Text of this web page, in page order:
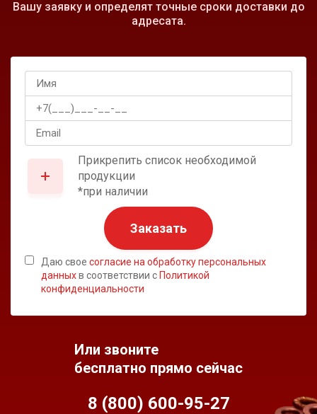
Вашу заявку и определят точные сроки доставки до
адресата.
Прикрепить список необходимой
продукции
*при наличии
Заказать
Даю свое согласие на обработку персональных
данныхв соответствии с Политикой
конфиденциальности
Или звоните
бесплатно прямо сейчас
8 (800) 600-95-27